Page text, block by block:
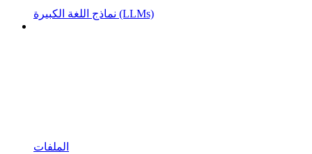
نماذج اللغة الكبيرة (LLMs)
الملفات